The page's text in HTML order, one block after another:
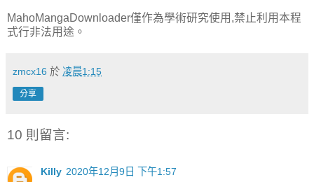
MahoMangaDownloader僅作為學術研究使用,禁止利用本程
式行非法用途。
zmcx16 於 凌晨1:15
分享
10 則留言:
Killy 2020年12月9日 下午1:57